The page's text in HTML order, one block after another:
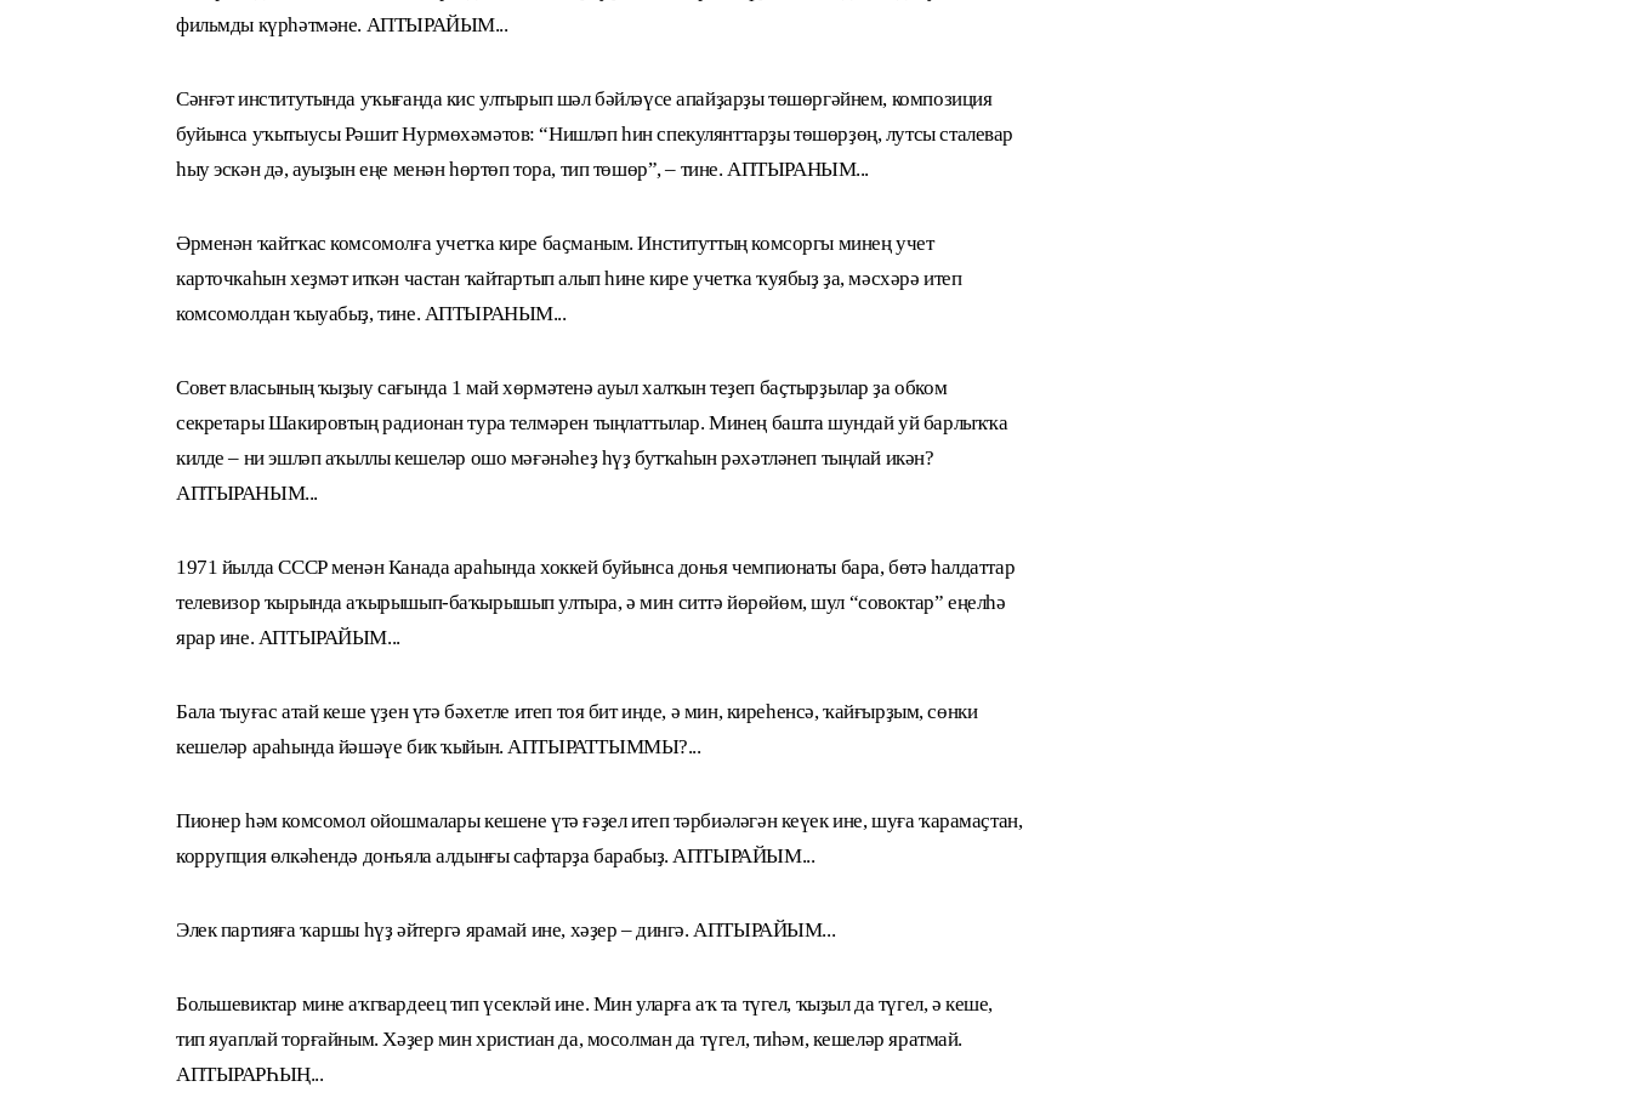
фильмды күрһәтмәне. АПТЫРАЙЫМ...
Сәнғәт институтында уҡығанда кис ултырып шәл бәйләүсе апайҙарҙы төшөргәйнем, композиция
буйынса уҡытыусы Рәшит Нурмөхәмәтов: “Нишләп һин спекулянттарҙы төшөрҙөң, лутсы сталевар
һыу эскән дә, ауыҙын еңе менән һөртөп тора, тип төшөр”, – тине. АПТЫРАНЫМ...
Әрменән ҡайтҡас комсомолға учетҡа кире баҫманым. Институттың комсоргы минең учет
карточкаһын хеҙмәт иткән частан ҡайтартып алып һине кире учетҡа ҡуябыҙ ҙа, мәсхәрә итеп
комсомолдан ҡыуабыҙ, тине. АПТЫРАНЫМ...
Совет власының ҡыҙыу сағында 1 май хөрмәтенә ауыл халҡын теҙеп баҫтырҙылар ҙа обком
секретары Шакировтың радионан тура телмәрен тыңлаттылар. Минең башта шундай уй барлыҡҡа
килде – ни эшләп аҡыллы кешеләр ошо мәғәнәһеҙ һүҙ бутҡаһын рәхәтләнеп тыңлай икән?
АПТЫРАНЫМ...
1971 йылда СССР менән Канада араһында хоккей буйынса донья чемпионаты бара, бөтә һалдаттар
телевизор ҡырында аҡырышып-баҡырышып ултыра, ә мин ситтә йөрөйөм, шул “совоктар” еңелһә
ярар ине. АПТЫРАЙЫМ...
Бала тыуғас атай кеше үҙен үтә бәхетле итеп тоя бит инде, ә мин, киреһенсә, ҡайғырҙым, сөнки
кешеләр араһында йәшәүе бик ҡыйын. АПТЫРАТТЫММЫ?...
Пионер һәм комсомол ойошмалары кешене үтә ғәҙел итеп тәрбиәләгән кеүек ине, шуға ҡарамаҫтан,
коррупция өлкәһендә донъяла алдынғы сафтарҙа барабыҙ. АПТЫРАЙЫМ...
Элек партияға ҡаршы һүҙ әйтергә ярамай ине, хәҙер – дингә. АПТЫРАЙЫМ...
Большевиктар мине аҡгвардеец тип үсекләй ине. Мин уларға аҡ та түгел, ҡыҙыл да түгел, ә кеше,
тип яуаплай торғайным. Хәҙер мин христиан да, мосолман да түгел, тиһәм, кешеләр яратмай.
АПТЫРАРҺЫҢ...